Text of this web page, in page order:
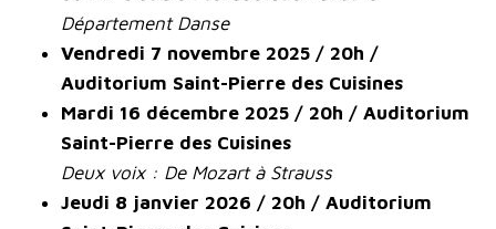
Département Danse
Vendredi 7 novembre 2025 / 20h /
Auditorium Saint-Pierre des Cuisines
Mardi 16 décembre 2025 / 20h / Auditorium
Saint-Pierre des Cuisines
Deux voix : De Mozart à Strauss
Jeudi 8 janvier 2026 / 20h / Auditorium